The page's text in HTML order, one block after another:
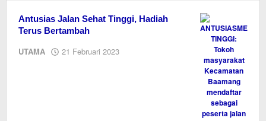
Antusias Jalan Sehat Tinggi, Hadiah
Terus Bertambah
UTAMA 21 Februari 2023